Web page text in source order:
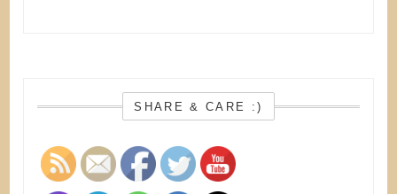
SHARE & CARE :)